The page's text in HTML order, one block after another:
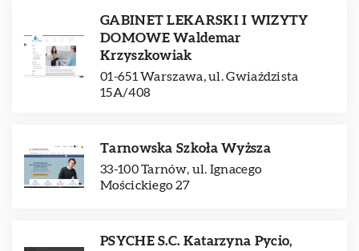
GABINET LEKARSKI I WIZYTY
DOMOWE Waldemar
Krzyszkowiak
01-651 Warszawa, ul. Gwiaździsta
15A/408
Tarnowska Szkoła Wyższa
33-100 Tarnów, ul. Ignacego
Mościckiego 27
PSYCHE S.C. Katarzyna Pycio,